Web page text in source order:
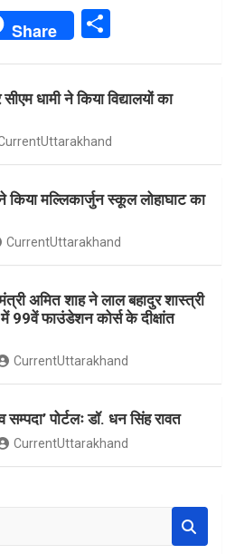
Share
ar
e
धामी ने किया विद्यालयों का
किया मल्लिकार्जुन स्कूल लोहाघाट का
CurrentUttarakhand
अमित शाह ने लाल बहादुर शास्त्री
99वें फाउंडेशन कोर्स के दीक्षांत
CurrentUttarakhand
सम्पदा’ पोर्टलः डॉ. धन सिंह रावत
CurrentUttarakhand